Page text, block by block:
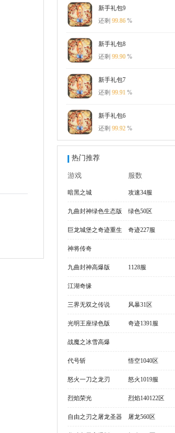
新手礼包9
还剩 99.86 %
新手礼包8
还剩 99.90 %
新手礼包7
还剩 99.91 %
新手礼包6
还剩 99.92 %
热门推荐
游戏 服数
暗黑之城 攻速34服
九曲封神绿色生态版 绿色50区
巨龙城堡之奇迹重生 奇迹227服
神将传奇
九曲封神高爆版 1128服
江湖奇缘
三界无双之传说 风暴31区
光明王座绿色版 奇迹1391服
战魔之冰雪高爆
代号斩 悟空1040区
怒火一刀之龙刃 怒火1019服
烈焰荣光 烈焰140122区
自由之刃之屠龙圣器 屠龙560区